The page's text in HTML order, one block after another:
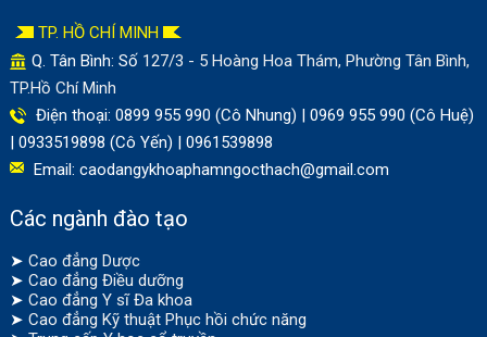
TP. HỒ CHÍ MINH
Q. Tân Bình: Số 127/3 - 5 Hoàng Hoa Thám, Phường Tân Bình,
TP.Hồ Chí Minh
Điện thoại: 0899 955 990 (Cô Nhung) | 0969 955 990 (Cô Huệ)
| 0933519898 (Cô Yến) | 0961539898
Email: caodangykhoaphamngocthach@gmail.com
Các ngành đào tạo
➤ Cao đẳng Dược
➤ Cao đẳng Điều dưỡng
➤ Cao đẳng Y sĩ Đa khoa
➤ Cao đẳng Kỹ thuật Phục hồi chức năng